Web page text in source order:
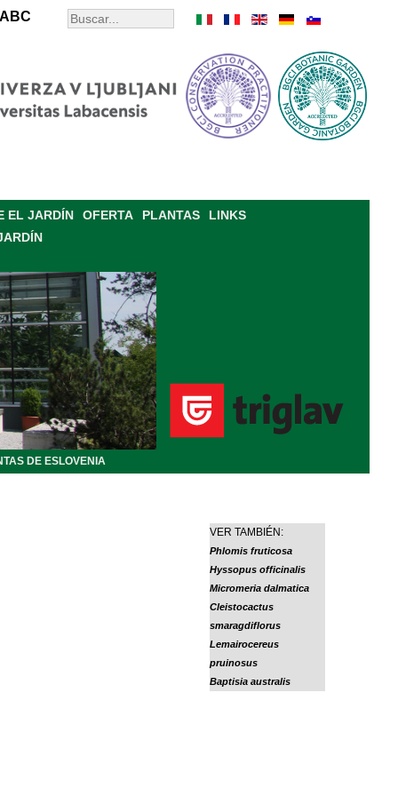
ABC
EL JARDÍN OFERTA PLANTAS
LINKS
DE ESLOVENIA
VER TAMBIÉN:
Phlomis fruticosa
Hyssopus officinalis
Micromeria dalmatica
Cleistocactus
smaragdiflorus
Lemairocereus
pruinosus
Baptisia australis